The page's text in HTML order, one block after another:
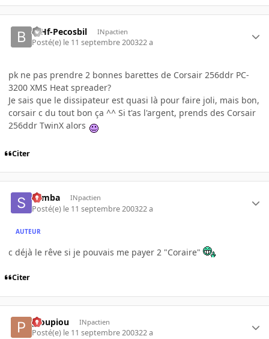
-BHf-Pecosbil INpactien
Posté(e) le 11 septembre 200322 a
pk ne pas prendre 2 bonnes barettes de Corsair 256ddr PC-
3200 XMS Heat spreader?
Je sais que le dissipateur est quasi là pour faire joli, mais bon,
corsair c du tout bon ça ^^ Si t'as l'argent, prends des Corsair
256ddr TwinX alors
Citer
Semba INpactien
Posté(e) le 11 septembre 200322 a
AUTEUR
c déjà le rêve si je pouvais me payer 2 "Coraire"
Citer
pioupiou INpactien
Posté(e) le 11 septembre 200322 a